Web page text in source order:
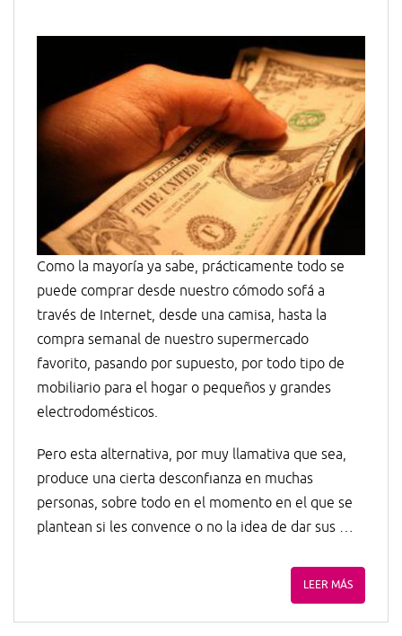
Como la mayoría ya sabe, prácticamente todo se
puede comprar desde nuestro cómodo sofá a
través de Internet, desde una camisa, hasta la
compra semanal de nuestro supermercado
favorito, pasando por supuesto, por todo tipo de
mobiliario para el hogar o pequeños y grandes
electrodomésticos.
Pero esta alternativa, por muy llamativa que sea,
produce una cierta desconfianza en muchas
personas, sobre todo en el momento en el que se
plantean si les convence o no la idea de dar sus …
LEER MÁS